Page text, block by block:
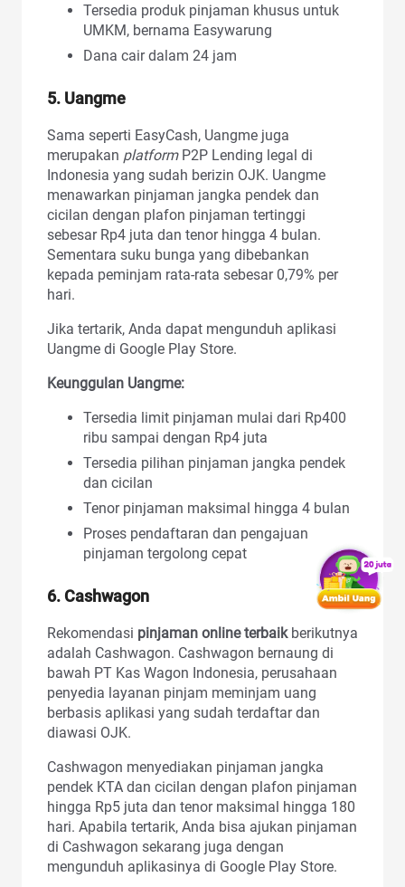
Tersedia produk pinjaman khusus untuk
UMKM, bernama Easywarung
Dana cair dalam 24 jam
5. Uangme
Sama seperti EasyCash, Uangme juga
merupakan platform P2P Lending legal di
Indonesia yang sudah berizin OJK. Uangme
menawarkan pinjaman jangka pendek dan
cicilan dengan plafon pinjaman tertinggi
sebesar Rp4 juta dan tenor hingga 4 bulan.
Sementara suku bunga yang dibebankan
kepada peminjam rata-rata sebesar 0,79% per
hari.
Jika tertarik, Anda dapat mengunduh aplikasi
Uangme di Google Play Store.
Keunggulan Uangme:
Tersedia limit pinjaman mulai dari Rp400
ribu sampai dengan Rp4 juta
Tersedia pilihan pinjaman jangka pendek
dan cicilan
Tenor pinjaman maksimal hingga 4 bulan
Proses pendaftaran dan pengajuan
pinjaman tergolong cepat
6. Cashwagon
Rekomendasi pinjaman online terbaikberikutnya
adalah Cashwagon. Cashwagon bernaung di
bawah PT Kas Wagon Indonesia, perusahaan
penyedia layanan pinjam meminjam uang
berbasis aplikasi yang sudah terdaftar dan
diawasi OJK.
Cashwagon menyediakan pinjaman jangka
pendek KTA dan cicilan dengan plafon pinjaman
hingga Rp5 juta dan tenor maksimal hingga 180
hari. Apabila tertarik, Anda bisa ajukan pinjaman
di Cashwagon sekarang juga dengan
mengunduh aplikasinya di Google Play Store.